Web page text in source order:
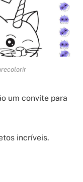
um convite para
incríveis.